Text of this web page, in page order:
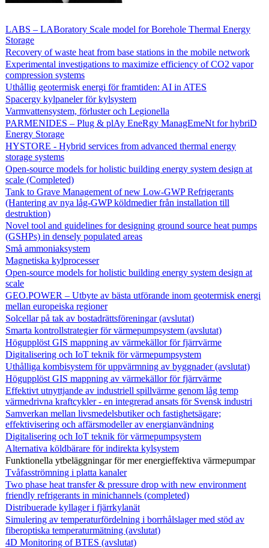
LABS – LABoratory Scale model for Borehole Thermal Energy
Storage
Recovery of waste heat from base stations in the mobile network
Experimental investigations to maximize efficiency of CO2 vapor
compression systems
Uthållig geotermisk energi för framtiden: AI in ATES
Spacergy kylpaneler för kylsystem
Varmvattensystem, förluster och Legionella
PARMENIDES – Plug & plAy EneRgy ManagEmeNt for hybriD
Energy Storage
HYSTORE - Hybrid services from advanced thermal energy
storage systems
Open-source models for holistic building energy system design at
scale (Completed)
Tank to Grave Management of new Low-GWP Refrigerants
(Hantering av nya låg-GWP köldmedier från installation till
destruktion)
Novel tool and guidelines for designing ground source heat pumps
(GSHPs) in densely populated areas
Små ammoniaksystem
Magnetiska kylprocesser
Open-source models for holistic building energy system design at
scale
GEO.POWER – Utbyte av bästa utförande inom geotermisk energi
mellan europeiska regioner
Solcellar på tak av bostadrättsföreningar (avslutat)
Smarta kontrollstrategier för värmepumpsystem (avslutat)
Högupplöst GIS mappning av värmekällor för fjärrvärme
Digitalisering och IoT teknik för värmepumpsystem
Uthålliga kombisystem för uppvärmning av byggnader (avslutat)
Högupplöst GIS mappning av värmekällor för fjärrvärme
Effektivt utnyttjande av industriell spillvärme genom låg temp
värmedrivna kraftcykler - en integrerad ansats för Svensk industri
Samverkan mellan livsmedelsbutiker och fastighetsägare;
effektivisering och affärsmodeller av energianvändning
Digitalisering och IoT teknik för värmepumpsystem
Alternativa köldbärare för indirekta kylsystem
Funktionella ytbeläggningar för mer energieffektiva värmepumpar
Tvåfasströmning i platta kanaler
Two phase heat transfer & pressure drop with new environment
friendly refrigerants in minichannels (completed)
Distribuerade kyllager i fjärrkylanät
Simulering av temperaturfördelning i borrhålslager med stöd av
fiberoptiska temperaturmätning (avslutat)
4D Monitoring of BTES (avslutat)